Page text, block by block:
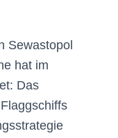
Sewastopol
hat im
Das